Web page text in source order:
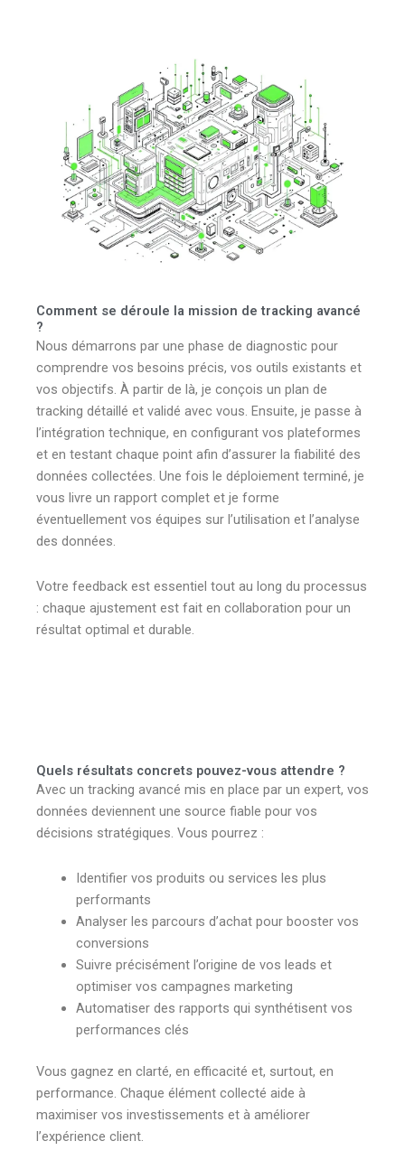
Comment se déroule la mission de tracking avancé
?
Nous démarrons par une phase de diagnostic pour
comprendre vos besoins précis, vos outils existants et
vos objectifs. À partir de là, je conçois un plan de
tracking détaillé et validé avec vous. Ensuite, je passe à
l’intégration technique, en configurant vos plateformes
et en testant chaque point afin d’assurer la fiabilité des
données collectées. Une fois le déploiement terminé, je
vous livre un rapport complet et je forme
éventuellement vos équipes sur l’utilisation et l’analyse
des données.
Votre feedback est essentiel tout au long du processus
: chaque ajustement est fait en collaboration pour un
résultat optimal et durable.
Quels résultats concrets pouvez-vous attendre ?
Avec un tracking avancé mis en place par un expert, vos
données deviennent une source fiable pour vos
décisions stratégiques. Vous pourrez :
Identifier vos produits ou services les plus
performants
Analyser les parcours d’achat pour booster vos
conversions
Suivre précisément l’origine de vos leads et
optimiser vos campagnes marketing
Automatiser des rapports qui synthétisent vos
performances clés
Vous gagnez en clarté, en efficacité et, surtout, en
performance. Chaque élément collecté aide à
maximiser vos investissements et à améliorer
l’expérience client.